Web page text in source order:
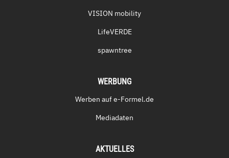
VISION mobility
LifeVERDE
spawntree
WERBUNG
Werben auf e-Formel.de
Mediadaten
AKTUELLES